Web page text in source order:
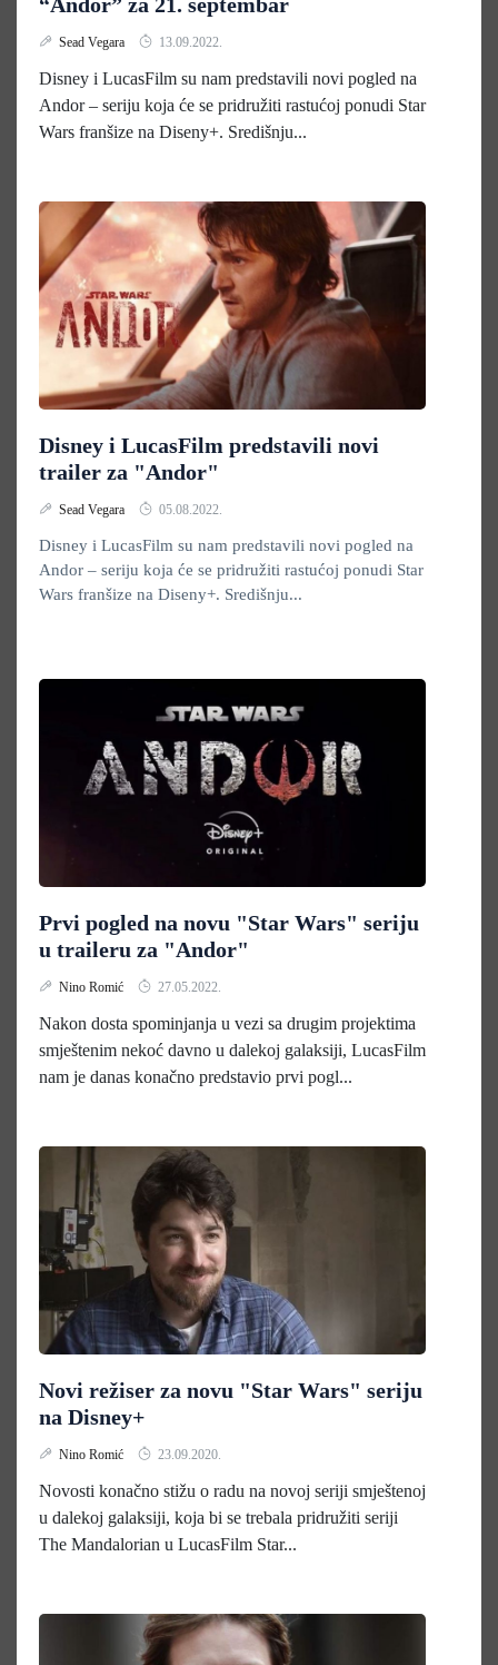
Sead Vegara 13.09.2022.
Disney i LucasFilm su nam predstavili novi pogled na
Andor – seriju koja će se pridružiti rastućoj ponudi Star
Wars franšize na Diseny+. Središnju...
Disney i LucasFilm predstavili novi
trailer za "Andor"
Sead Vegara 05.08.2022.
Disney i LucasFilm su nam predstavili novi pogled na
Andor – seriju koja će se pridružiti rastućoj ponudi Star
Wars franšize na Diseny+. Središnju...
Prvi pogled na novu "Star Wars" seriju
u traileru za "Andor"
Nino Romić 27.05.2022.
Nakon dosta spominjanja u vezi sa drugim projektima
smještenim nekoć davno u dalekoj galaksiji, LucasFilm
nam je danas konačno predstavio prvi pogl...
Novi režiser za novu "Star Wars" seriju
na Disney+
Nino Romić 23.09.2020.
Novosti konačno stižu o radu na novoj seriji smještenoj
u dalekoj galaksiji, koja bi se trebala pridružiti seriji
The Mandalorian u LucasFilm Star...